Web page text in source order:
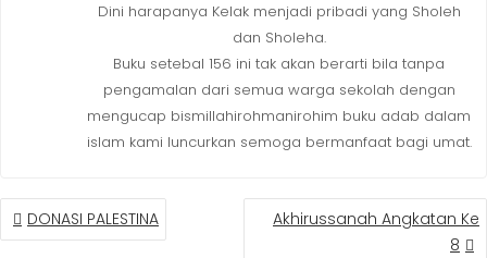
Dini harapanya Kelak menjadi pribadi yang Sholeh
dan Sholeha.
Buku setebal 156 ini tak akan berarti bila tanpa
pengamalan dari semua warga sekolah dengan
mengucap bismillahirohmanirohim buku adab dalam
islam kami luncurkan semoga bermanfaat bagi umat.
POST
NAVIGATION
DONASI PALESTINA
Akhirussanah Angkatan Ke
8